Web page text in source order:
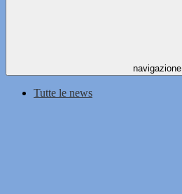
navigazione
Tutte le news